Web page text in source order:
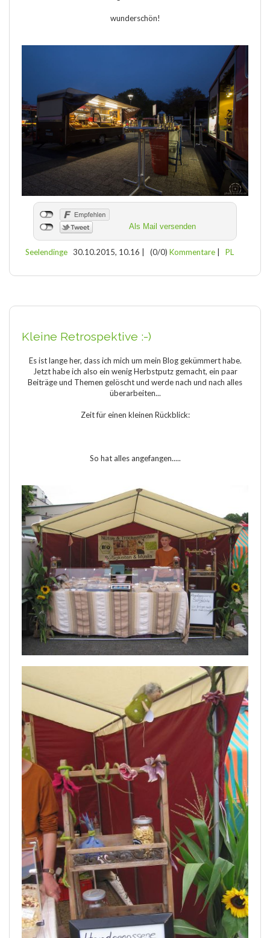
wunderschön!
Als Mail versenden
Seelendinge 30.10.2015, 10.16 (0/0) Kommentare PL
Kleine Retrospektive :-)
Es ist lange her, dass ich mich um mein Blog gekümmert habe.
Jetzt habe ich also ein wenig Herbstputz gemacht, ein paar
Beiträge und Themen gelöscht und werde nach und nach alles
überarbeiten...
Zeit für einen kleinen Rückblick:
So hat alles angefangen.....